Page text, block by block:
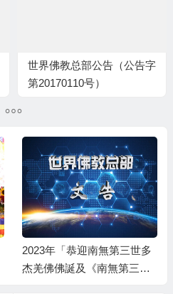
世界佛教总部公告（公告字
第20170110号）
2023年「恭迎南無第三世多
杰羌佛佛誕及《南無第三世